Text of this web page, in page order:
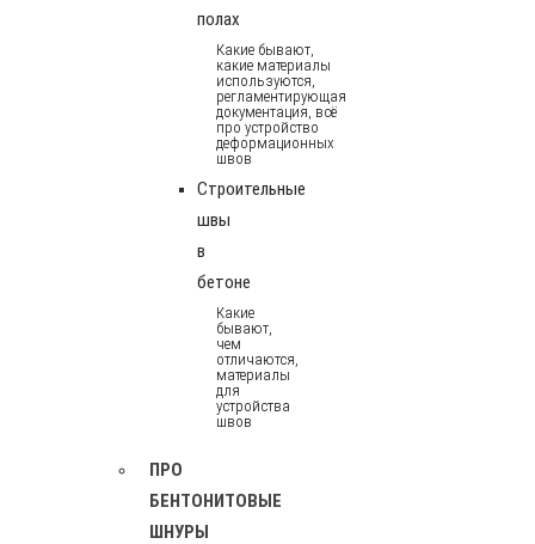
полах
Какие бывают,
какие материалы
используются,
регламентирующая
документация, всё
про устройство
деформационных
швов
Строительные
швы
в
бетоне
Какие
бывают,
чем
отличаются,
материалы
для
устройства
швов
ПРО
БЕНТОНИТОВЫЕ
ШНУРЫ